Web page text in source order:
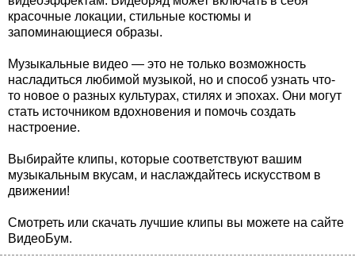
красочные локации, стильные костюмы и
запоминающиеся образы.
Музыкальные видео — это не только возможность
насладиться любимой музыкой, но и способ узнать что-
то новое о разных культурах, стилях и эпохах. Они могут
стать источником вдохновения и помочь создать
настроение.
Выбирайте клипы, которые соответствуют вашим
музыкальным вкусам, и наслаждайтесь искусством в
движении!
Смотреть или скачать лучшие клипы вы можете на сайте
ВидеоБум.